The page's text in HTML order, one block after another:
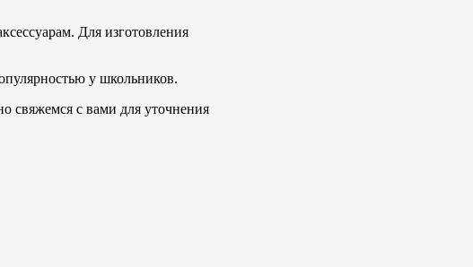
Для изготовления
у школьников.
свяжемся с вами для уточнения